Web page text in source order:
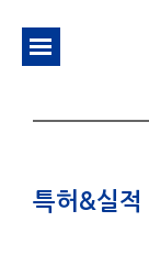
특허&실적